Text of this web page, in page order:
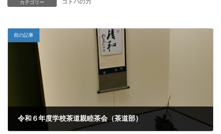
カテゴリー コトバの力
前の記事
令和６年度学校茶道親睦茶会（茶道部）